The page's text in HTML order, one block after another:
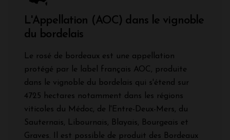
L'Appellation (AOC) dans le vignoble
du bordelais
Le rosé de bordeaux est une appellation
protégé par le label français AOC, produite
dans le vignoble du bordelais qui s'étend sur
4725 hectares notamment dans les régions
viticoles du Médoc, de l'Entre-Deux-Mers, du
Sauternais, Libournais, Blayais, Bourgeais et
Graves. Il est possible de produit des Bordeaux